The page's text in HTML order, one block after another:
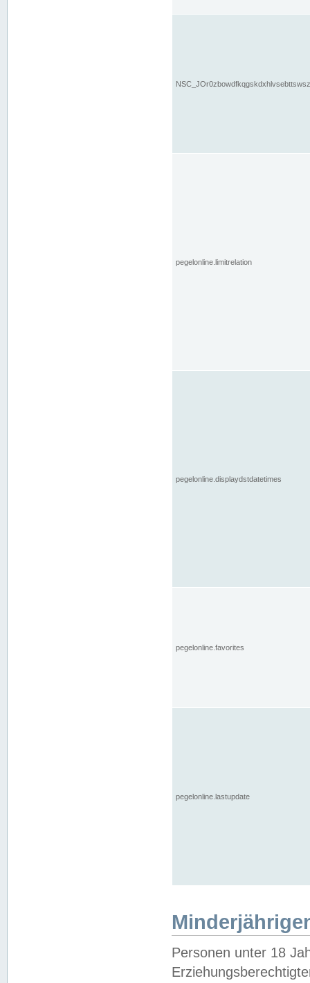
pegelonline.limitrelation
pegelonline.displaydstdatetimes
pegelonline.favorites
pegelonline.lastupdate
Personen unter 18